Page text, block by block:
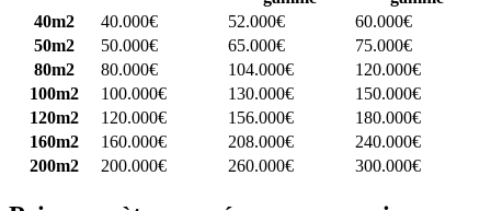
40m2
40.000€ 52.000€
60.000€
50m2
50.000€ 65.000€
75.000€
80m2
80.000€ 104.000€
120.000€
100m2
100.000€ 130.000€
150.000€
120m2
120.000€ 156.000€
180.000€
160m2
160.000€ 208.000€
240.000€
200m2
200.000€ 260.000€ 300.000€